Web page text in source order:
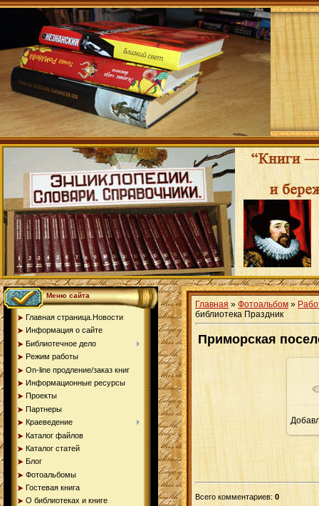
Меню сайта
Главная страница.Новости
Информация о сайте
Библиотечное дело
Режим работы
On-line продление/заказ книг
Информационные ресурсы
Проекты
Партнеры
Краеведение
Каталог файлов
Каталог статей
Блог
Фотоальбомы
Гостевая книга
О библиотеках и книге
Главная » Фотоальбом »
библиотека Праздник
Приморская
Всего комментариев: 0